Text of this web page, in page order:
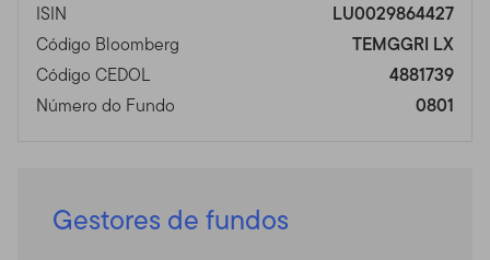
ISIN
LU0029864427
Código Bloomberg
TEMGGRI LX
Código CEDOL
4881739
Número do Fundo
0801
Gestores de fundos